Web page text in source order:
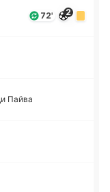
72' 2
Пайва